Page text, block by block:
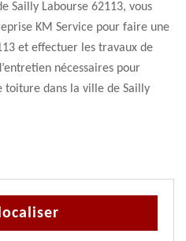
Sailly Labourse 62113, vous
KM Service pour faire une
et effectuer les travaux de
nécessaires pour
toiture dans la ville de Sailly